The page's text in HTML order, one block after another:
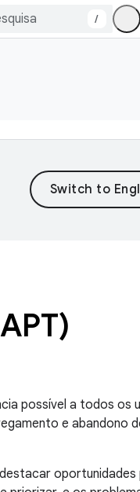
/
possível a todos os
e abandono
oportunidades